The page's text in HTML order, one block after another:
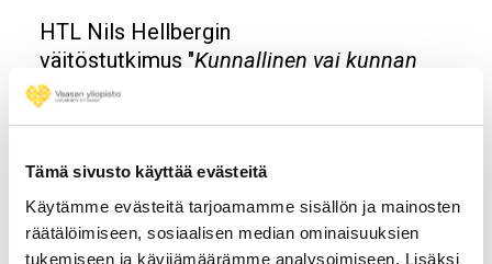
Tämä sivusto käyttää evästeitä
Käytämme evästeitä tarjoamamme sisällön ja mainosten
räätälöimiseen, sosiaalisen median ominaisuuksien
tukemiseen ja kävijämäärämme analysoimiseen. Lisäksi
HTL Nils Hellbergin
väitöstutkimus "Kunnallinen vai kunnan
tilintarkastus"
Väitöstilaisuuden seuraaminen on
mahdollista myös etäyhteyden kautta